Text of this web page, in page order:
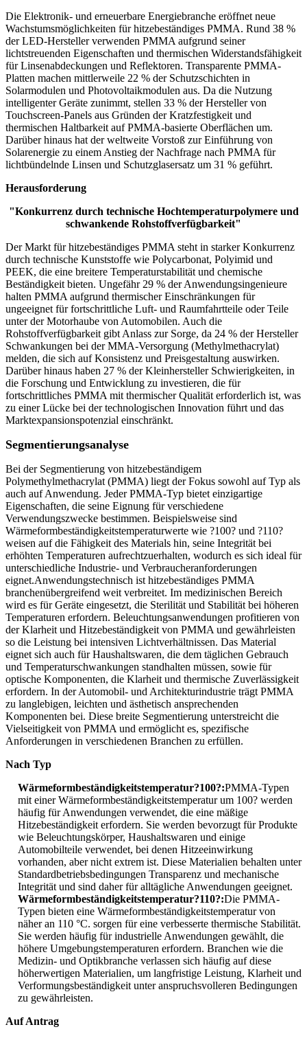
Die Elektronik- und erneuerbare Energiebranche eröffnet neue
Wachstumsmöglichkeiten für hitzebeständiges PMMA. Rund 38 %
der LED-Hersteller verwenden PMMA aufgrund seiner
lichtstreuenden Eigenschaften und thermischen Widerstandsfähigkeit
für Linsenabdeckungen und Reflektoren. Transparente PMMA-
Platten machen mittlerweile 22 % der Schutzschichten in
Solarmodulen und Photovoltaikmodulen aus. Da die Nutzung
intelligenter Geräte zunimmt, stellen 33 % der Hersteller von
Touchscreen-Panels aus Gründen der Kratzfestigkeit und
thermischen Haltbarkeit auf PMMA-basierte Oberflächen um.
Darüber hinaus hat der weltweite Vorstoß zur Einführung von
Solarenergie zu einem Anstieg der Nachfrage nach PMMA für
lichtbündelnde Linsen und Schutzglasersatz um 31 % geführt.
Herausforderung
"Konkurrenz durch technische Hochtemperaturpolymere und
schwankende Rohstoffverfügbarkeit"
Der Markt für hitzebeständiges PMMA steht in starker Konkurrenz
durch technische Kunststoffe wie Polycarbonat, Polyimid und
PEEK, die eine breitere Temperaturstabilität und chemische
Beständigkeit bieten. Ungefähr 29 % der Anwendungsingenieure
halten PMMA aufgrund thermischer Einschränkungen für
ungeeignet für fortschrittliche Luft- und Raumfahrtteile oder Teile
unter der Motorhaube von Automobilen. Auch die
Rohstoffverfügbarkeit gibt Anlass zur Sorge, da 24 % der Hersteller
Schwankungen bei der MMA-Versorgung (Methylmethacrylat)
melden, die sich auf Konsistenz und Preisgestaltung auswirken.
Darüber hinaus haben 27 % der Kleinhersteller Schwierigkeiten, in
die Forschung und Entwicklung zu investieren, die für
fortschrittliches PMMA mit thermischer Qualität erforderlich ist, was
zu einer Lücke bei der technologischen Innovation führt und das
Marktexpansionspotenzial einschränkt.
Segmentierungsanalyse
Bei der Segmentierung von hitzebeständigem
Polymethylmethacrylat (PMMA) liegt der Fokus sowohl auf Typ als
auch auf Anwendung. Jeder PMMA-Typ bietet einzigartige
Eigenschaften, die seine Eignung für verschiedene
Verwendungszwecke bestimmen. Beispielsweise sind
Wärmeformbeständigkeitstemperaturwerte wie ?100? und ?110?
weisen auf die Fähigkeit des Materials hin, seine Integrität bei
erhöhten Temperaturen aufrechtzuerhalten, wodurch es sich ideal für
unterschiedliche Industrie- und Verbraucheranforderungen
eignet.Anwendungstechnisch ist hitzebeständiges PMMA
branchenübergreifend weit verbreitet. Im medizinischen Bereich
wird es für Geräte eingesetzt, die Sterilität und Stabilität bei höheren
Temperaturen erfordern. Beleuchtungsanwendungen profitieren von
der Klarheit und Hitzebeständigkeit von PMMA und gewährleisten
so die Leistung bei intensiven Lichtverhältnissen. Das Material
eignet sich auch für Haushaltswaren, die dem täglichen Gebrauch
und Temperaturschwankungen standhalten müssen, sowie für
optische Komponenten, die Klarheit und thermische Zuverlässigkeit
erfordern. In der Automobil- und Architekturindustrie trägt PMMA
zu langlebigen, leichten und ästhetisch ansprechenden
Komponenten bei. Diese breite Segmentierung unterstreicht die
Vielseitigkeit von PMMA und ermöglicht es, spezifische
Anforderungen in verschiedenen Branchen zu erfüllen.
Nach Typ
Wärmeformbeständigkeitstemperatur?100?:PMMA-Typen
mit einer Wärmeformbeständigkeitstemperatur um 100? werden
häufig für Anwendungen verwendet, die eine mäßige
Hitzebeständigkeit erfordern. Sie werden bevorzugt für Produkte
wie Beleuchtungskörper, Haushaltswaren und einige
Automobilteile verwendet, bei denen Hitzeeinwirkung
vorhanden, aber nicht extrem ist. Diese Materialien behalten unter
Standardbetriebsbedingungen Transparenz und mechanische
Integrität und sind daher für alltägliche Anwendungen geeignet.
Wärmeformbeständigkeitstemperatur?110?:Die PMMA-
Typen bieten eine Wärmeformbeständigkeitstemperatur von
näher an 110 °C. sorgen für eine verbesserte thermische Stabilität.
Sie werden häufig für industrielle Anwendungen gewählt, die
höhere Umgebungstemperaturen erfordern. Branchen wie die
Medizin- und Optikbranche verlassen sich häufig auf diese
höherwertigen Materialien, um langfristige Leistung, Klarheit und
Verformungsbeständigkeit unter anspruchsvolleren Bedingungen
zu gewährleisten.
Auf Antrag